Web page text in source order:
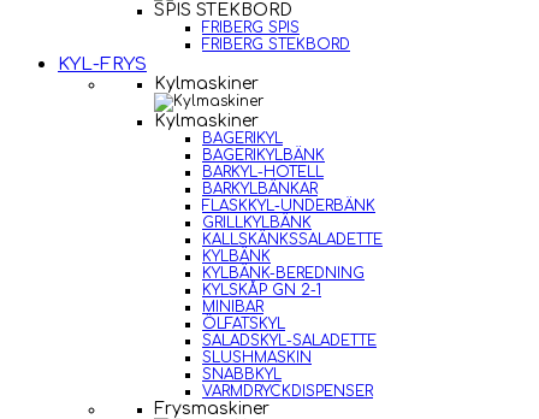
SPIS STEKBORD
FRIBERG SPIS
FRIBERG STEKBORD
KYL-FRYS
Kylmaskiner
Kylmaskiner
BAGERIKYL
BAGERIKYLBÄNK
BARKYL-HOTELL
BARKYLBÄNKAR
FLASKKYL-UNDERBÄNK
GRILLKYLBÄNK
KALLSKÄNKSSALADETTE
KYLBÄNK
KYLBÄNK-BEREDNING
KYLSKÅP GN 2-1
MINIBAR
ÖLFATSKYL
SALADSKYL-SALADETTE
SLUSHMASKIN
SNABBKYL
VARMDRYCKDISPENSER
Frysmaskiner